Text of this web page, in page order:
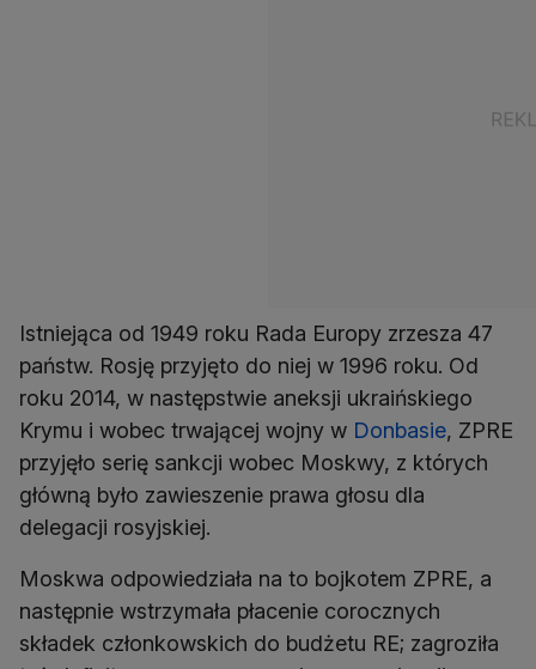
Istniejąca od 1949 roku Rada Europy zrzesza 47
państw. Rosję przyjęto do niej w 1996 roku. Od
roku 2014, w następstwie aneksji ukraińskiego
Krymu i wobec trwającej wojny w Donbasie, ZPRE
przyjęło serię sankcji wobec Moskwy, z których
główną było zawieszenie prawa głosu dla
delegacji rosyjskiej.
Moskwa odpowiedziała na to bojkotem ZPRE, a
następnie wstrzymała płacenie corocznych
składek członkowskich do budżetu RE; zagroziła